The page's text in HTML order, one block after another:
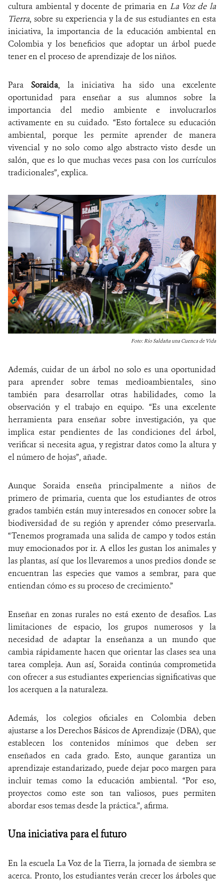
cultura ambiental y docente de primaria en La Voz de la
Tierra, sobre su experiencia y la de sus estudiantes en esta
iniciativa, la importancia de la educación ambiental en
Colombia y los beneficios que adoptar un árbol puede
tener en el proceso de aprendizaje de los niños.
ParaSoraida, la iniciativa ha sido una excelente
oportunidad para enseñar a sus alumnos sobre la
importancia del medio ambiente e involucrarlos
activamente en su cuidado. “Esto fortalece su educación
ambiental, porque les permite aprender de manera
vivencial y no solo como algo abstracto visto desde un
salón, que es lo que muchas veces pasa con los currículos
tradicionales”, explica.
Foto: Río Saldaña una Cuenca de Vida
Además, cuidar de un árbol no solo es una oportunidad
para aprender sobre temas medioambientales, sino
también para desarrollar otras habilidades, como la
observación y el trabajo en equipo. “Es una excelente
herramienta para enseñar sobre investigación, ya que
implica estar pendientes de las condiciones del árbol,
verificar si necesita agua, y registrar datos como la altura y
el número de hojas”, añade.
Aunque Soraida enseña principalmente a niños de
primero de primaria, cuenta que los estudiantes de otros
grados también están muy interesados en conocer sobre la
biodiversidad de su región y aprender cómo preservarla.
“Tenemos programada una salida de campo y todos están
muy emocionados por ir. A ellos les gustan los animales y
las plantas, así que los llevaremos a unos predios donde se
encuentran las especies que vamos a sembrar, para que
entiendan cómo es su proceso de crecimiento.”
Enseñar en zonas rurales no está exento de desafíos. Las
limitaciones de espacio, los grupos numerosos y la
necesidad de adaptar la enseñanza a un mundo que
cambia rápidamente hacen que orientar las clases sea una
tarea compleja. Aun así, Soraida continúa comprometida
con ofrecer a sus estudiantes experiencias significativas que
los acerquen a la naturaleza.
Además, los colegios oficiales en Colombia deben
ajustarse a los Derechos Básicos de Aprendizaje (DBA), que
establecen los contenidos mínimos que deben ser
enseñados en cada grado. Esto, aunque garantiza un
aprendizaje estandarizado, puede dejar poco margen para
incluir temas como la educación ambiental. “Por eso,
proyectos como este son tan valiosos, pues permiten
abordar esos temas desde la práctica.”, afirma.
Una iniciativa para el futuro
En la escuela La Voz de la Tierra, la jornada de siembra se
acerca. Pronto, los estudiantes verán crecer los árboles que